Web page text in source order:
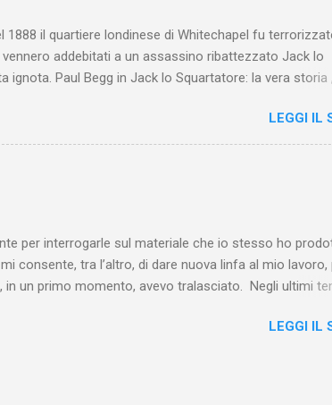
1888 il quartiere londinese di Whitechapel fu
addebitati a un assassino ribattezzato Jack lo
ignota. Paul Begg in Jack lo Squartatore: la vera storia
a ricostruire la storia di Whitechapel e del East
Ne esce un quadro davvero sconsolante:
era inverosimilmente classista, e al suo vertice
nei confronti delle classi subalterne. Non era
di vita delle persone che abitavano nell’East
LEGGI IL
per interrogarle sul materiale che io stesso ho
consente, tra l’altro, di dare nuova linfa al mio lavoro,
un primo momento, avevo tralasciato. Negli ultimi
con il materiale che ho già realizzato nel corso del
LEGGI IL